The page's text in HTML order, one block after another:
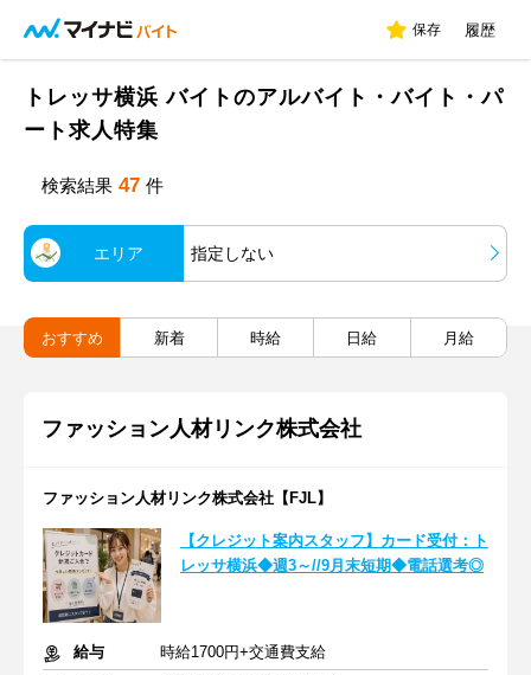
保存 履歴
トレッサ横浜 バイトのアルバイト・バイト・パ
ート求人特集
検索結果 47 件
エリア 指定しない
おすすめ 新着 時給 日給 月給
ファッション人材リンク株式会社
ファッション人材リンク株式会社【FJL】
【クレジット案内スタッフ】カード受付：ト
レッサ横浜◆週3～//9月末短期◆電話選考◎
給与
時給1700円+交通費支給